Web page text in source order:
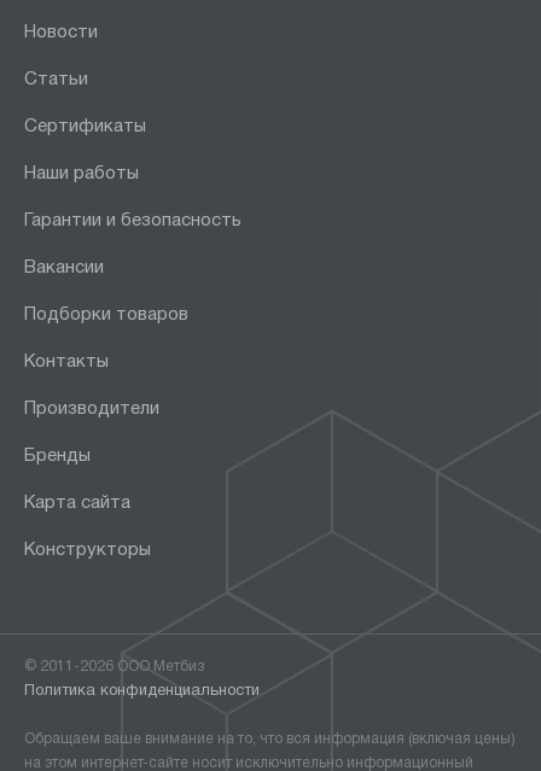
Новости
Статьи
Сертификаты
Наши работы
Гарантии и безопасность
Вакансии
Подборки товаров
Контакты
Производители
Бренды
Карта сайта
Конструкторы
© 2011-2026 ООО Метбиз
Политика конфиденциальности
Обращаем ваше внимание на то, что вся информация (включая цены)
на этом интернет-сайте носит исключительно информационный